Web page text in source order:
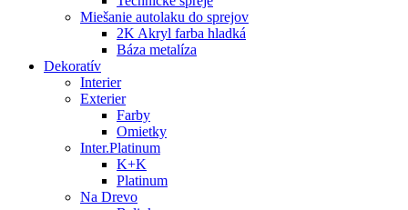
Miešanie autolaku do sprejov
2K Akryl farba hladká
Báza metalíza
Dekoratív
Interier
Exterier
Farby
Omietky
Inter.Platinum
K+K
Platinum
Na Drevo